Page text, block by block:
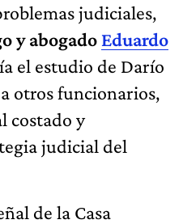
judiciales,
y abogado Eduardo
el estudio de Darío
otros funcionarios,
costado y
judicial del
de la Casa